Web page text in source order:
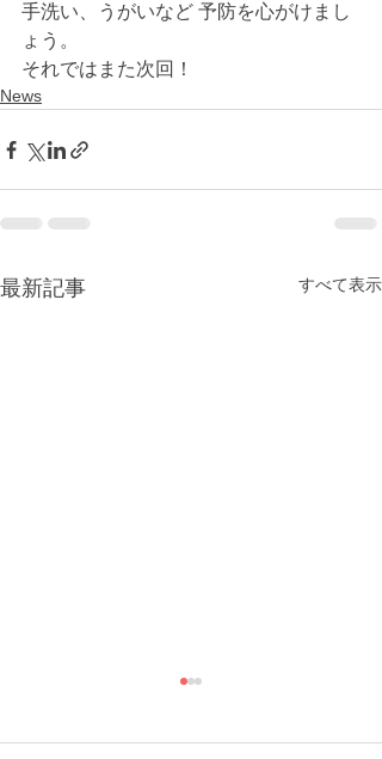
手洗い、うがいなど 予防を心がけまし
ょう。
それではまた次回！
News
最新記事 すべて表示